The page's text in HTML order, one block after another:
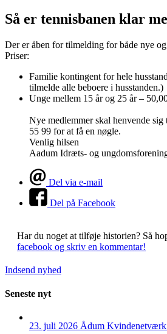
Så er tennisbanen klar
Der er åben for tilmelding for både nye
Priser:
Familie kontingent for hele
tilmelde alle beboere i husstanden.)
Unge mellem 15 år og 25 år –
Nye medlemmer skal henvende
55 99 for at få en nøgle.
Venlig hilsen
Aadum Idræts- og
Del via e-mail
Del på Facebook
Har du noget at tilføje historien? Så
facebook og skriv en kommentar!
Indsend nyhed
Seneste nyt
23. juli 2026 Ådum